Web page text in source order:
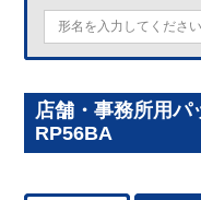
店舗・事務所用
RP56BA